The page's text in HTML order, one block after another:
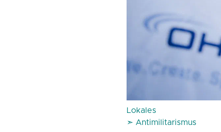
Lokales
➣ Antimilitarismus